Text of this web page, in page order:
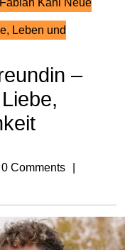
Fabian Kahl Neue
Leben und
–
0 Comments